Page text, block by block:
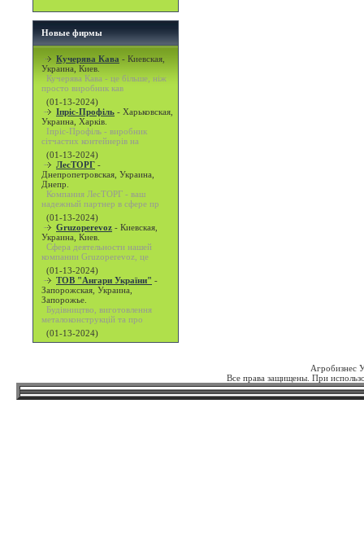
Новые фирмы
Кучерява Кава - Киевская,
Украина, Киев.
Кучерява Кава - це більше, ніж
просто виробник кав
(01-13-2024)
Іпріс-Профіль - Харьковская,
Украина, Харків.
Іпріс-Профіль - виробник
сітчастих контейнерів на
(01-13-2024)
ЛесТОРГ -
Днепропетровская, Украина,
Днепр.
Компания ЛесТОРГ - ваш
надежный партнер в сфере пр
(01-13-2024)
Gruzoperevoz - Киевская,
Украина, Киев.
Сфера деятельности нашей
компании Gruzoperevoz, це
(01-13-2024)
ТОВ "Ангари України" -
Запорожская, Украина,
Запорожье.
Будівництво, виготовлення
металоконструкцій та про
(01-13-2024)
Агробизнес
Все права защищены. При